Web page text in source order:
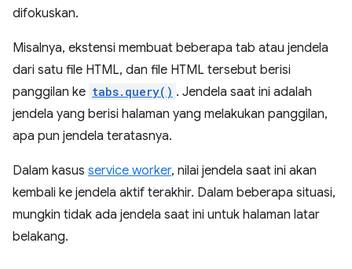
difokuskan.
Misalnya, ekstensi membuat beberapa tab atau jendela
dari satu file HTML, dan file HTML tersebut berisi
panggilan ke tabs.query() . Jendela saat ini adalah
jendela yang berisi halaman yang melakukan panggilan,
apa pun jendela teratasnya.
Dalam kasus service worker, nilai jendela saat ini akan
kembali ke jendela aktif terakhir. Dalam beberapa situasi,
mungkin tidak ada jendela saat ini untuk halaman latar
belakang.